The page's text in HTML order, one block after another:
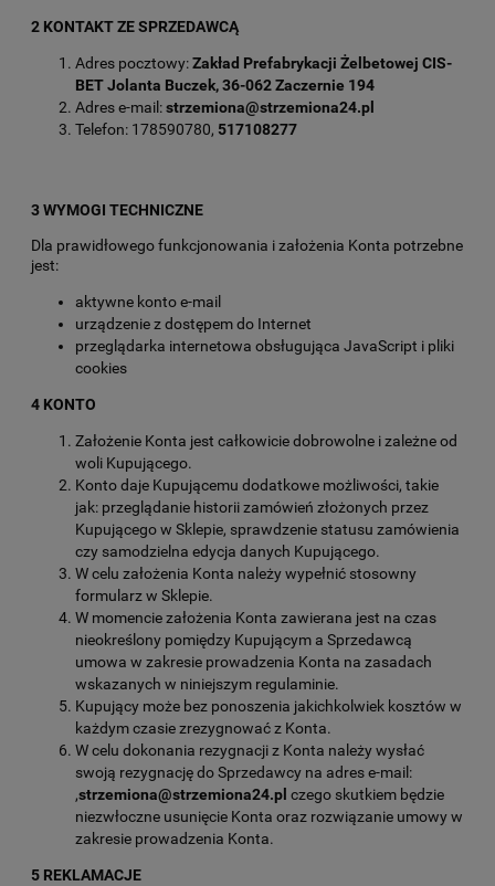
2 KONTAKT ZE SPRZEDAWCĄ
Adres pocztowy:Zakład Prefabrykacji Żelbetowej CIS-
BET Jolanta Buczek,36-062 Zaczernie 194
Adres e-mail:strzemiona@strzemiona24.pl
Telefon: 178590780, 517108277
3 WYMOGI TECHNICZNE
Dla prawidłowego funkcjonowania i założenia Konta potrzebne
jest:
aktywne konto e-mail
urządzenie z dostępem do Internet
przeglądarka internetowa obsługująca JavaScript i pliki
cookies
4 KONTO
Założenie Konta jest całkowicie dobrowolne i zależne od
woli Kupującego.
Konto daje Kupującemu dodatkowe możliwości, takie
jak: przeglądanie historii zamówień złożonych przez
Kupującego w Sklepie, sprawdzenie statusu zamówienia
czy samodzielna edycja danych Kupującego.
W celu założenia Konta należy wypełnić stosowny
formularz w Sklepie.
W momencie założenia Konta zawierana jest na czas
nieokreślony pomiędzy Kupującym a Sprzedawcą
umowa w zakresie prowadzenia Konta na zasadach
wskazanych w niniejszym regulaminie.
Kupujący może bez ponoszenia jakichkolwiek kosztów w
każdym czasie zrezygnować z Konta.
W celu dokonania rezygnacji z Konta należy wysłać
swoją rezygnację do Sprzedawcy na adres e-mail:
,strzemiona@strzemiona24.pl czego skutkiem będzie
niezwłoczne usunięcie Konta oraz rozwiązanie umowy w
zakresie prowadzenia Konta.
5 REKLAMACJE